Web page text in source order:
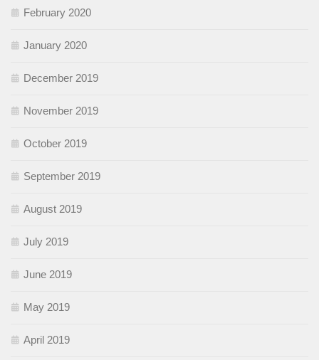
February 2020
January 2020
December 2019
November 2019
October 2019
September 2019
August 2019
July 2019
June 2019
May 2019
April 2019